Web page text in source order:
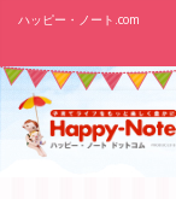
ハッピー・ノート.com